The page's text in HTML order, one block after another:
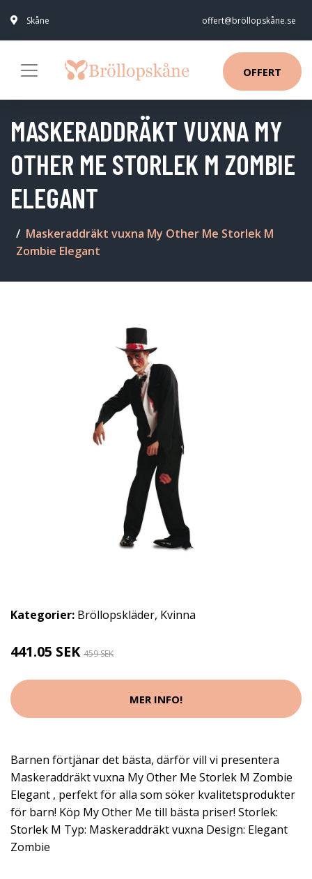
Skåne offert@bröllopskåne.se
OFFERT
MASKERADDRÄKT VUXNA MY
OTHER ME STORLEK M ZOMBIE
ELEGANT
Maskeraddräkt vuxna My Other Me Storlek M
Zombie Elegant
Kategorier: Bröllopskläder, Kvinna
441.05 SEK 459 SEK
MER INFO!
Barnen förtjänar det bästa, därför vill vi presentera
Maskeraddräkt vuxna My Other Me Storlek M Zombie
Elegant , perfekt för alla som söker kvalitetsprodukter
för barn! Köp My Other Me till bästa priser! Storlek:
Storlek M Typ: Maskeraddräkt vuxna Design: Elegant
Zombie